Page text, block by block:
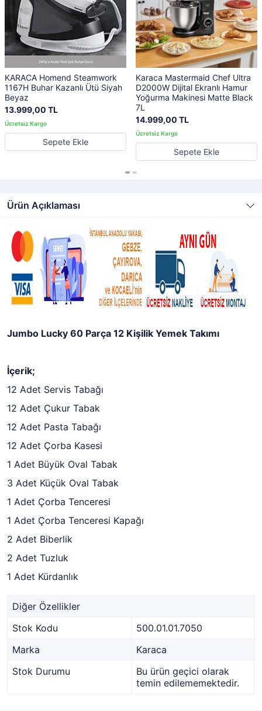
KARACA Homend Steamwork
1167H Buhar Kazanlı Ütü Siyah
Beyaz
13.999,00 TL
Sepete Ekle
Karaca Mastermaid Chef Ultra
D2000W Dijital Ekranlı Hamur
Yoğurma Makinesi Matte Black
7L
14.999,00 TL
Sepete Ekle
Ürün Açıklaması
Jumbo Lucky 60 Parça 12 Kişilik Yemek Takımı
İçerik;
12 Adet Servis Tabağı
12 Adet Çukur Tabak
12 Adet Pasta Tabağı
12 Adet Çorba Kasesi
1 Adet Büyük Oval Tabak
3 Adet Küçük Oval Tabak
1 Adet Çorba Tenceresi
1 Adet Çorba Tenceresi Kapağı
2 Adet Biberlik
2 Adet Tuzluk
1 Adet Kürdanlık
Diğer Özellikler
Stok Kodu
500.01.01.7050
Marka
Karaca
Stok Durumu
Bu ürün geçici olarak
temin edilememektedir.